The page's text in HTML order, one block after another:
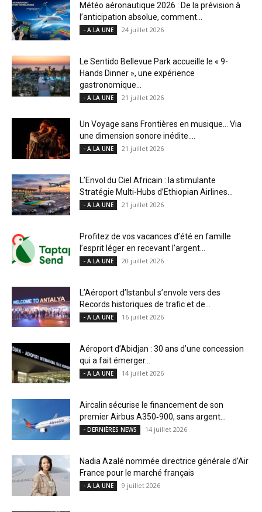
Météo aéronautique 2026 : De la prévision à
l’anticipation absolue, comment...
- A LA UNE 24 juillet 2026
Le Sentido Bellevue Park accueille le « 9-
Hands Dinner », une expérience
gastronomique...
- A LA UNE 21 juillet 2026
Un Voyage sans Frontières en musique… Via
une dimension sonore inédite....
- A LA UNE 21 juillet 2026
L’Envol du Ciel Africain : la stimulante
Stratégie Multi-Hubs d’Ethiopian Airlines...
- A LA UNE 21 juillet 2026
Profitez de vos vacances d’été en famille
l’esprit léger en recevant l’argent...
- A LA UNE 20 juillet 2026
L’Aéroport d’Istanbul s’envole vers des
Records historiques de trafic et de...
- A LA UNE 16 juillet 2026
Aéroport d’Abidjan : 30 ans d’une concession
qui a fait émerger...
- A LA UNE 14 juillet 2026
Aircalin sécurise le financement de son
premier Airbus A350‑900, sans argent...
- DERNIÈRES NEWS 14 juillet 2026
Nadia Azalé nommée directrice générale d’Air
France pour le marché français
- A LA UNE 9 juillet 2026